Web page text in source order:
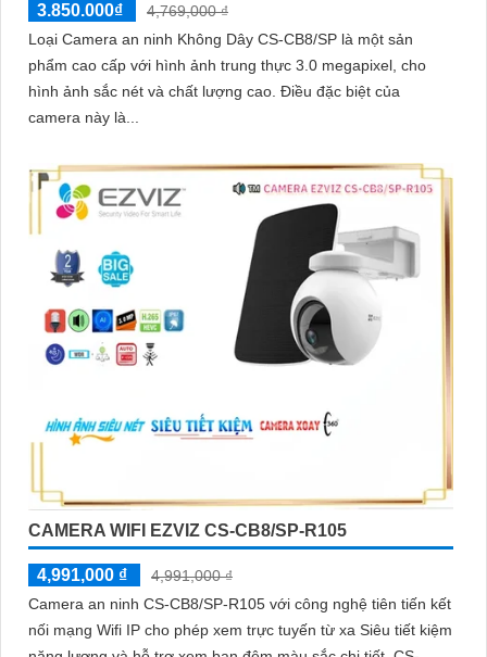
3.850.000₫
4,769,000 ₫
Loại Camera an ninh Không Dây CS-CB8/SP là một sản
phẩm cao cấp với hình ảnh trung thực 3.0 megapixel, cho
hình ảnh sắc nét và chất lượng cao. Điều đặc biệt của
camera này là...
CAMERA WIFI EZVIZ CS-CB8/SP-R105
4,991,000 ₫
4,991,000 ₫
Camera an ninh CS-CB8/SP-R105 với công nghệ tiên tiến kết
nối mạng Wifi IP cho phép xem trực tuyến từ xa Siêu tiết kiệm